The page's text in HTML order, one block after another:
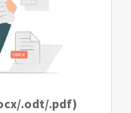
.odt/.pdf)